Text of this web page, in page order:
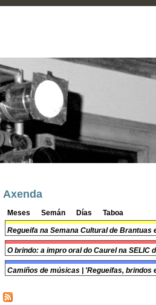
Axenda
Meses Semán Días Taboa
Regueifa na Semana Cultural de Brantuas
O brindo: a impro oral do Caurel na SELIC
Camiños de músicas | 'Regueifas, brindos